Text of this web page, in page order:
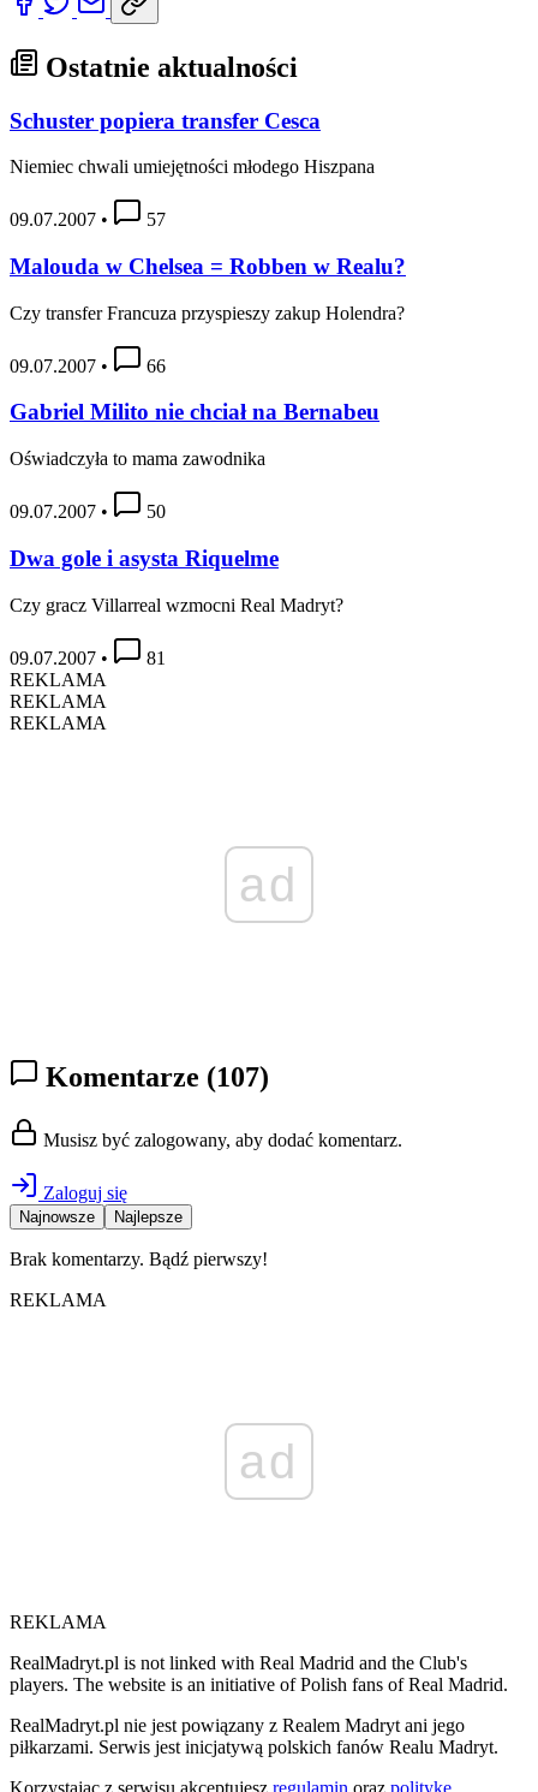
Ostatnie aktualności
Schuster popiera transfer Cesca
Niemiec chwali umiejętności młodego Hiszpana
09.07.2007 • 57
Malouda w Chelsea = Robben w Realu?
Czy transfer Francuza przyspieszy zakup Holendra?
09.07.2007 • 66
Gabriel Milito nie chciał na Bernabeu
Oświadczyła to mama zawodnika
09.07.2007 • 50
Dwa gole i asysta Riquelme
Czy gracz Villarreal wzmocni Real Madryt?
09.07.2007 •
81
REKLAMA
REKLAMA
REKLAMA
ad
Komentarze (107)
Musisz być zalogowany, aby dodać komentarz.
Zaloguj się
Najnowsze Najlepsze
Brak komentarzy. Bądź pierwszy!
REKLAMA
ad
REKLAMA
RealMadryt.pl is not linked with Real Madrid and the Club's
players. The website is an initiative of Polish fans of Real Madrid.
RealMadryt.pl nie jest powiązany z Realem Madryt ani jego
piłkarzami. Serwis jest inicjatywą polskich fanów Realu Madryt.